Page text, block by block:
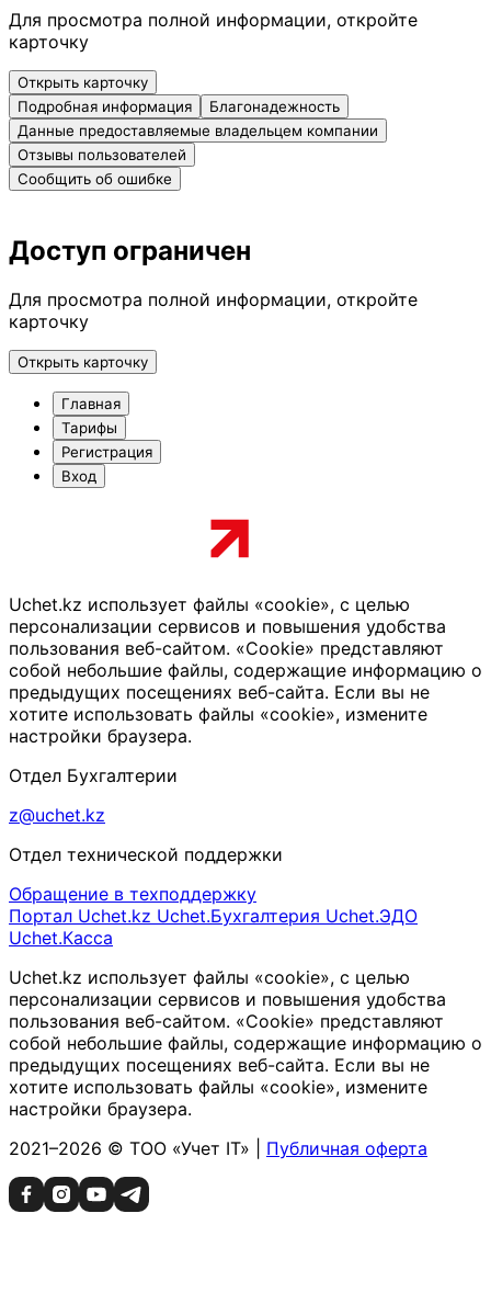
Для просмотра полной информации, откройте
карточку
Открыть карточку
Подробная информация
Благонадежность
Данные предоставляемые владельцем компании
Отзывы пользователей
Сообщить об ошибке
Доступ ограничен
Для просмотра полной информации, откройте
карточку
Открыть карточку
Главная
Тарифы
Регистрация
Вход
Uchet.kz использует файлы «cookie», с целью
персонализации сервисов и повышения удобства
пользования веб-сайтом. «Cookie» представляют
собой небольшие файлы, содержащие информацию о
предыдущих посещениях веб-сайта. Если вы не
хотите использовать файлы «cookie», измените
настройки браузера.
Отдел Бухгалтерии
z@uchet.kz
Отдел технической поддержки
Обращение в техподдержку
Портал Uchet.kz Uchet.Бухгалтерия Uchet.ЭДО
Uchet.Касса
Uchet.kz использует файлы «cookie», с целью
персонализации сервисов и повышения удобства
пользования веб-сайтом. «Cookie» представляют
собой небольшие файлы, содержащие информацию о
предыдущих посещениях веб-сайта. Если вы не
хотите использовать файлы «cookie», измените
настройки браузера.
2021–2026 © ТОО «Учет IT» | Публичная оферта